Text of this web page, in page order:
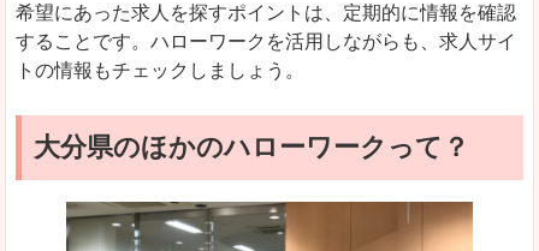
希望にあった求人を探すポイントは、定期的に情報を確認
することです。ハローワークを活用しながらも、求人サイ
トの情報もチェックしましょう。
大分県のほかのハローワークって？